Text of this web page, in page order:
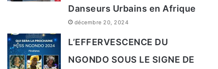
Chambre étroite. Crédit photo : Musée de Dakar.
Danseurs Urbains en Afrique
décembre 20, 2024
L’EFFERVESCENCE DU
NGONDO SOUS LE SIGNE DE